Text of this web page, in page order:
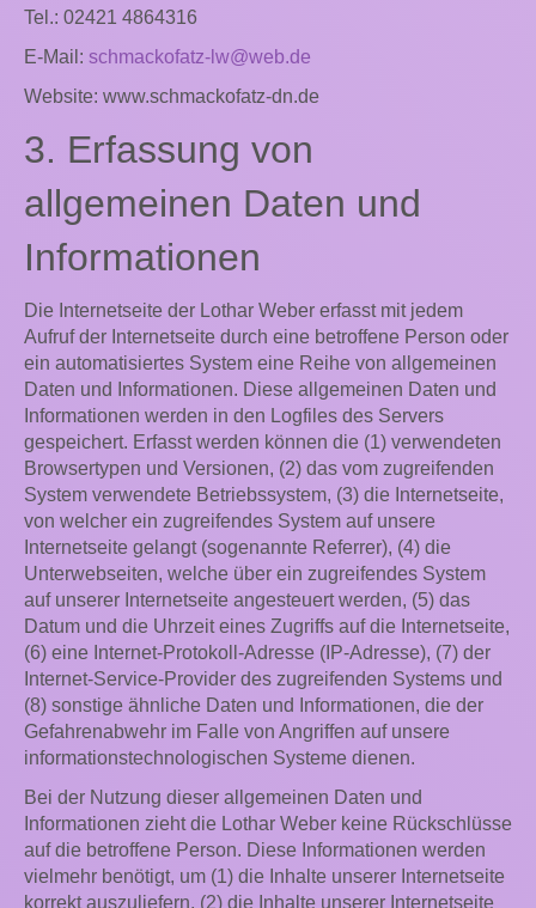
Tel.: 02421 4864316
E-Mail: schmackofatz-lw@web.de
Website: www.schmackofatz-dn.de
3. Erfassung von
allgemeinen Daten und
Informationen
Die Internetseite der Lothar Weber erfasst mit jedem
Aufruf der Internetseite durch eine betroffene Person oder
ein automatisiertes System eine Reihe von allgemeinen
Daten und Informationen. Diese allgemeinen Daten und
Informationen werden in den Logfiles des Servers
gespeichert. Erfasst werden können die (1) verwendeten
Browsertypen und Versionen, (2) das vom zugreifenden
System verwendete Betriebssystem, (3) die Internetseite,
von welcher ein zugreifendes System auf unsere
Internetseite gelangt (sogenannte Referrer), (4) die
Unterwebseiten, welche über ein zugreifendes System
auf unserer Internetseite angesteuert werden, (5) das
Datum und die Uhrzeit eines Zugriffs auf die Internetseite,
(6) eine Internet-Protokoll-Adresse (IP-Adresse), (7) der
Internet-Service-Provider des zugreifenden Systems und
(8) sonstige ähnliche Daten und Informationen, die der
Gefahrenabwehr im Falle von Angriffen auf unsere
informationstechnologischen Systeme dienen.
Bei der Nutzung dieser allgemeinen Daten und
Informationen zieht die Lothar Weber keine Rückschlüsse
auf die betroffene Person. Diese Informationen werden
vielmehr benötigt, um (1) die Inhalte unserer Internetseite
korrekt auszuliefern, (2) die Inhalte unserer Internetseite